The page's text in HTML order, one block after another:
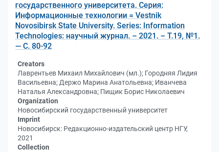
государственного университета. Серия:
Информационные технологии = Vestnik
Novosibirsk State University. Series: Information
Technologies: научный журнал. – 2021. – Т.19, №1.
— С. 80-92
Creators
Лаврентьев Михаил Михайлович (мл.); Городняя Лидия
Васильевна; Держо Марина Анатольевна; Иванчева
Наталья Александровна; Пищик Борис Николаевич
Organization
Новосибирский государственный университет
Imprint
Новосибирск: Редакционно-издательский центр НГУ,
2021
Collection